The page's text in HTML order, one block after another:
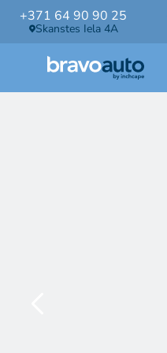
+371 64 90 90 25
Skanstes Iela 4A